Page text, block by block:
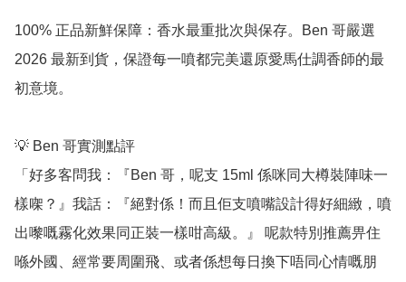
100% 正品新鮮保障：香水最重批次與保存。Ben 哥嚴選
2026 最新到貨，保證每一噴都完美還原愛馬仕調香師的最
初意境。
💡 Ben 哥實測點評
「好多客問我：『Ben 哥，呢支 15ml 係咪同大樽裝陣味一
樣㗎？』我話：『絕對係！而且佢支噴嘴設計得好細緻，噴
出嚟嘅霧化效果同正裝一樣咁高級。』 呢款特別推薦畀住
喺外國、經常要周圍飛、或者係想每日換下唔同心情嘅朋